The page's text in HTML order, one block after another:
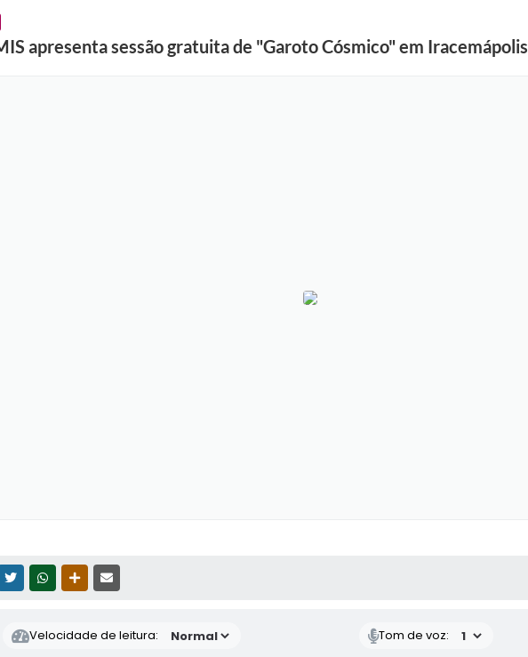
apresenta sessão gratuita de "Garoto Cósmico" em Iracemápolis
TWITTERWHATSAPPOUTRAS MÍDIAS
Velocidade de leitura: Tom de voz: